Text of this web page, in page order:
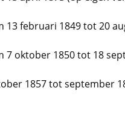
13 februari 1849 tot 20
7 oktober 1850 tot 18
1857 tot september